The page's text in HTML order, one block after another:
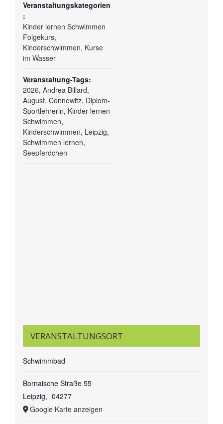
Veranstaltungskategorien
:
Kinder lernen Schwimmen
Folgekurs,
Kinderschwimmen, Kurse
im Wasser
Veranstaltung-Tags:
2026, Andrea Billard,
August, Connewitz, Diplom-
Sportlehrerin, Kinder lernen
Schwimmen,
Kinderschwimmen, Leipzig,
Schwimmen lernen,
Seepferdchen
VERANSTALTUNGSORT
Schwimmbad
Bornaische Straße 55
Leipzig, 04277
Google Karte anzeigen